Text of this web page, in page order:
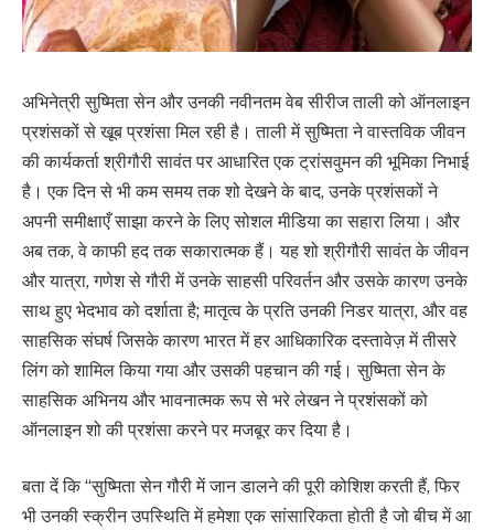
अभिनेत्री सुष्मिता सेन और उनकी नवीनतम वेब सीरीज ताली को ऑनलाइन
प्रशंसकों से खूब प्रशंसा मिल रही है। ताली में सुष्मिता ने वास्तविक जीवन
की कार्यकर्ता श्रीगौरी सावंत पर आधारित एक ट्रांसवुमन की भूमिका निभाई
है। एक दिन से भी कम समय तक शो देखने के बाद, उनके प्रशंसकों ने
अपनी समीक्षाएँ साझा करने के लिए सोशल मीडिया का सहारा लिया। और
अब तक, वे काफी हद तक सकारात्मक हैं। यह शो श्रीगौरी सावंत के जीवन
और यात्रा, गणेश से गौरी में उनके साहसी परिवर्तन और उसके कारण उनके
साथ हुए भेदभाव को दर्शाता है; मातृत्व के प्रति उनकी निडर यात्रा, और वह
साहसिक संघर्ष जिसके कारण भारत में हर आधिकारिक दस्तावेज़ में तीसरे
लिंग को शामिल किया गया और उसकी पहचान की गई। सुष्मिता सेन के
साहसिक अभिनय और भावनात्मक रूप से भरे लेखन ने प्रशंसकों को
ऑनलाइन शो की प्रशंसा करने पर मजबूर कर दिया है।
बता दें कि “सुष्मिता सेन गौरी में जान डालने की पूरी कोशिश करती हैं, फिर
भी उनकी स्क्रीन उपस्थिति में हमेशा एक सांसारिकता होती है जो बीच में आ